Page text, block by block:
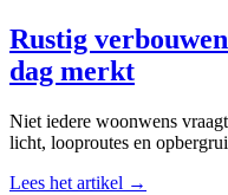
Rustig
dag merkt
Niet iedere woonwens
licht, looproutes en
Lees het artikel →